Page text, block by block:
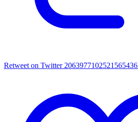
Retweet on Twitter 2063977102521565436